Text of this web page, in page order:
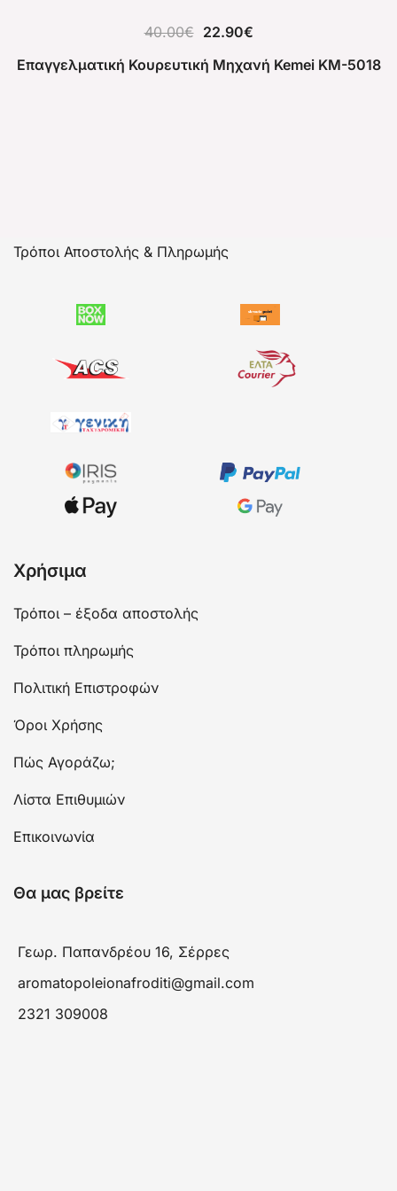
40.00€ 22.90€
Επαγγελματική Κουρευτική Μηχανή Kemei KM-5018
Τρόποι Αποστολής & Πληρωμής
Χρήσιμα
Τρόποι – έξοδα αποστολής
Τρόποι πληρωμής
Πολιτική Επιστροφών
Όροι Χρήσης
Πώς Αγοράζω;
Λίστα Επιθυμιών
Επικοινωνία
Θα μας βρείτε
Γεωρ. Παπανδρέου 16, Σέρρες
aromatopoleionafroditi@gmail.com
2321 309008